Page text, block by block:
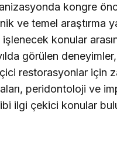
kongre
ve temel araştırma
konular
görülen
restorasyonlar için
peridontoloji ve
ilgi çekici konular